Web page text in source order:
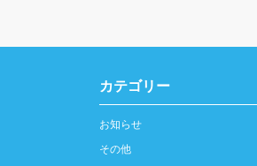
カテゴリー
お知らせ
その他